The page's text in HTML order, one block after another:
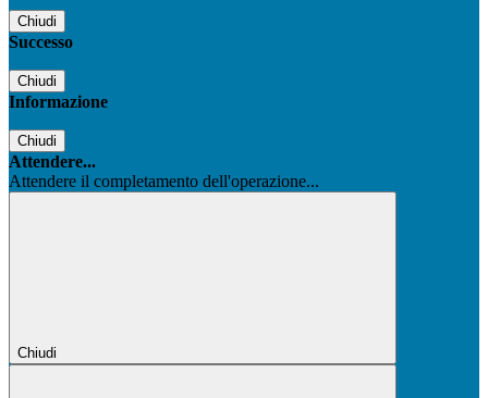
Chiudi
Successo
Chiudi
Informazione
Chiudi
Attendere...
Attendere il completamento dell'operazione...
Chiudi